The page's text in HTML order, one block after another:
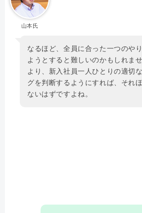
山本氏
なるほど、全員に合った一つのや
ようとすると難しいのかもしれま
より、新入社員一人ひとりの適切
グを判断するようにすれば、それ
ないはずですよね。